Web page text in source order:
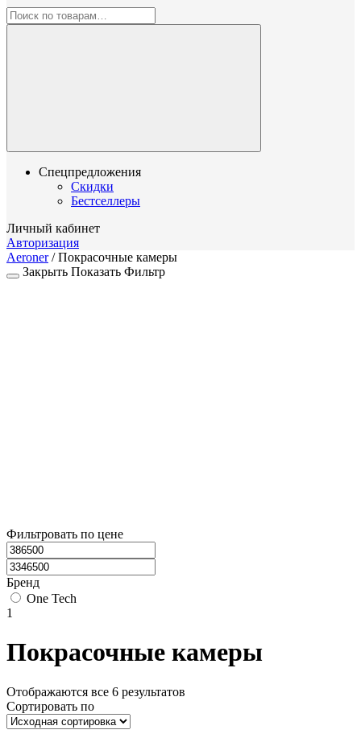
Спецпредложения
Скидки
Бестселлеры
Личный кабинет
Авторизация
Aeroner/Покрасочные камеры
Закрыть Показать Фильтр
Фильтровать по цене
Бренд
One Tech
1
Покрасочные камеры
Отображаются все 6 результатов
Сортировать по